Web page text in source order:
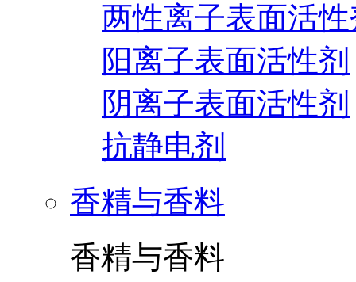
两性离子表面活
阳离子表面活性剂
阴离子表面活性剂
抗静电剂
香精与香料
香精与香料